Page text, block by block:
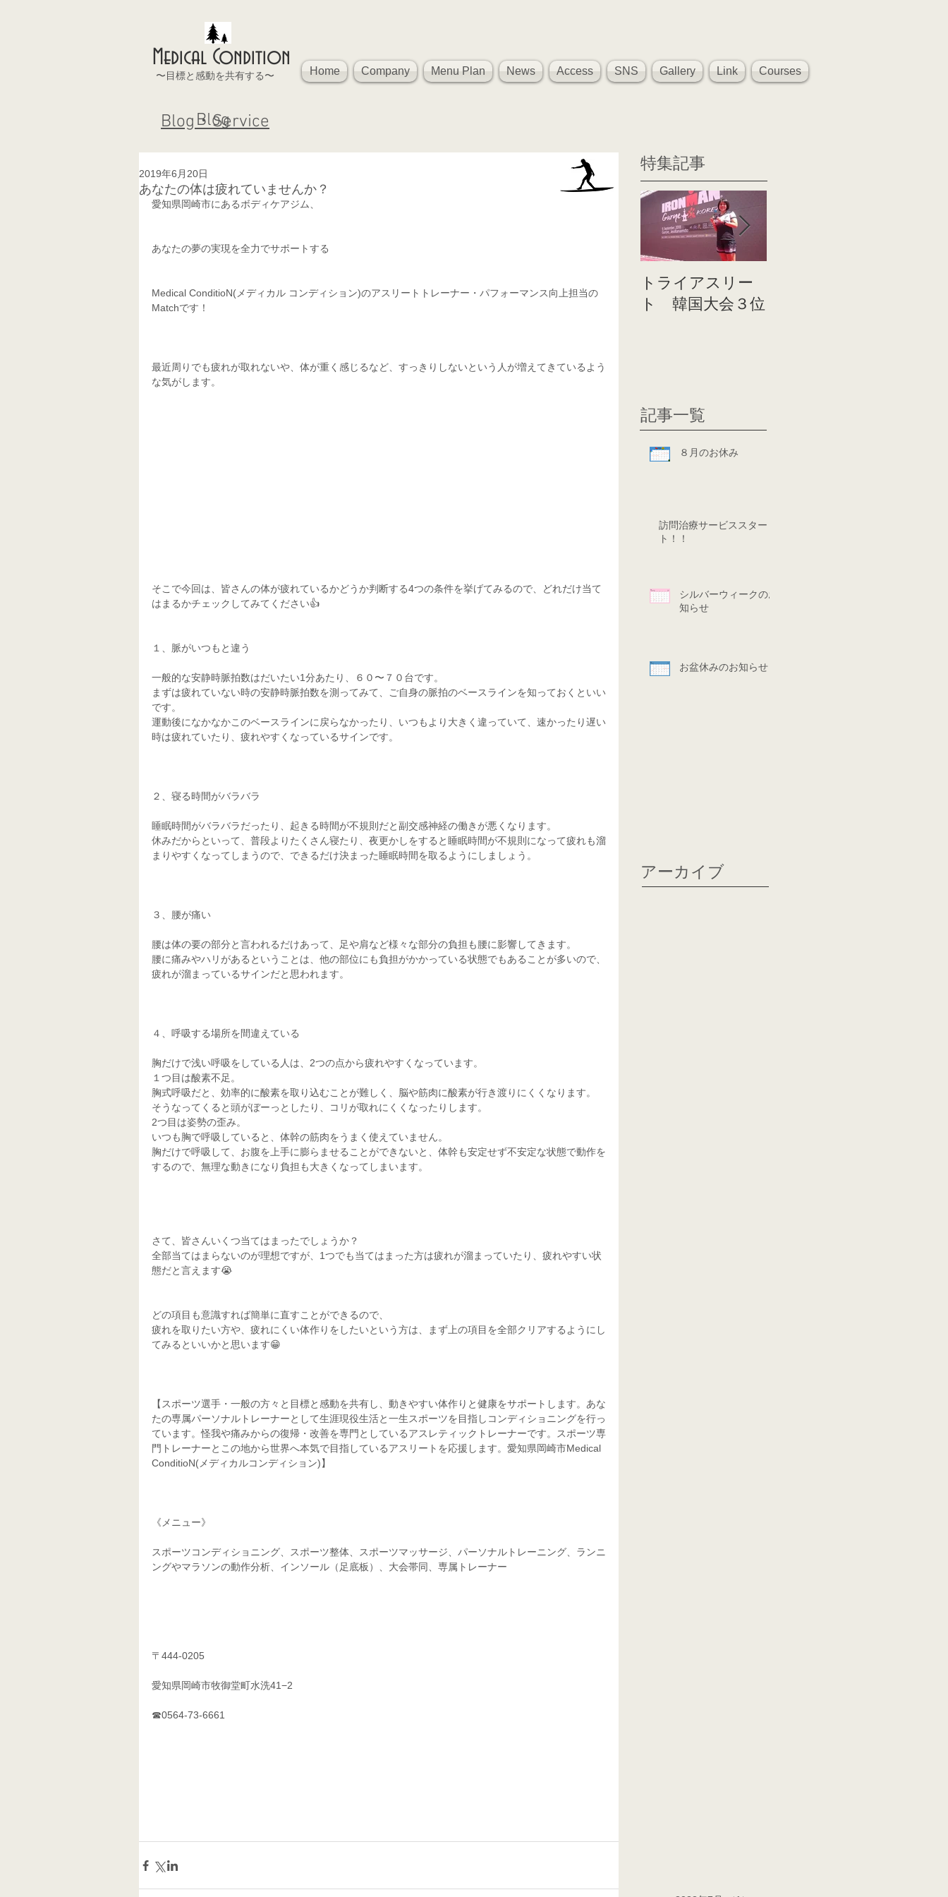
Medical Condition
〜目標と感動を共有する〜 Home Company Menu Plan News Access SNS Gallery Link Courses
Blog
Blog・Service
あなたの体は疲れていませんか？
2019年6月20日
愛知県岡崎市にあるボディケアジム、
あなたの夢の実現を全力でサポートする
Medical ConditioN(メディカル コンディション)のアスリートトレーナー・パフォーマンス向上担当の
Matchです！
最近周りでも疲れが取れないや、体が重く感じるなど、すっきりしないという人が増えてきているよう
な気がします。
そこで今回は、皆さんの体が疲れているかどうか判断する4つの条件を挙げてみるので、どれだけ当て
はまるかチェックしてみてください👍
１、脈がいつもと違う
一般的な安静時脈拍数はだいたい1分あたり、６０〜７０台です。
まずは疲れていない時の安静時脈拍数を測ってみて、ご自身の脈拍のベースラインを知っておくといい
です。
運動後になかなかこのベースラインに戻らなかったり、いつもより大きく違っていて、速かったり遅い
時は疲れていたり、疲れやすくなっているサインです。
２、寝る時間がバラバラ
睡眠時間がバラバラだったり、起きる時間が不規則だと副交感神経の働きが悪くなります。
休みだからといって、普段よりたくさん寝たり、夜更かしをすると睡眠時間が不規則になって疲れも溜
まりやすくなってしまうので、できるだけ決まった睡眠時間を取るようにしましょう。
３、腰が痛い
腰は体の要の部分と言われるだけあって、足や肩など様々な部分の負担も腰に影響してきます。
腰に痛みやハリがあるということは、他の部位にも負担がかかっている状態でもあることが多いので、
疲れが溜まっているサインだと思われます。
４、呼吸する場所を間違えている
胸だけで浅い呼吸をしている人は、2つの点から疲れやすくなっています。
１つ目は酸素不足。
胸式呼吸だと、効率的に酸素を取り込むことが難しく、脳や筋肉に酸素が行き渡りにくくなります。
そうなってくると頭がぼーっとしたり、コリが取れにくくなったりします。
2つ目は姿勢の歪み。
いつも胸で呼吸していると、体幹の筋肉をうまく使えていません。
胸だけで呼吸して、お腹を上手に膨らませることができないと、体幹も安定せず不安定な状態で動作を
するので、無理な動きになり負担も大きくなってしまいます。
さて、皆さんいくつ当てはまったでしょうか？
全部当てはまらないのが理想ですが、1つでも当てはまった方は疲れが溜まっていたり、疲れやすい状
態だと言えます😭
どの項目も意識すれば簡単に直すことができるので、
疲れを取りたい方や、疲れにくい体作りをしたいという方は、まず上の項目を全部クリアするようにし
てみるといいかと思います😁
【スポーツ選手・一般の方々と目標と感動を共有し、動きやすい体作りと健康をサポートします。あな
たの専属パーソナルトレーナーとして生涯現役生活と一生スポーツを目指しコンディショニングを行っ
ています。怪我や痛みからの復帰・改善を専門としているアスレティックトレーナーです。スポーツ専
門トレーナーとこの地から世界へ本気で目指しているアスリートを応援します。愛知県岡崎市Medical
ConditioN(メディカルコンディション)】
《メニュー》
スポーツコンディショニング、スポーツ整体、スポーツマッサージ、パーソナルトレーニング、ランニ
ングやマラソンの動作分析、インソール（足底板）、大会帯同、専属トレーナー
〒444-0205
愛知県岡崎市牧御堂町水洗41−2
☎0564-73-6661
特集記事
トライアスリー
ト 韓国大会３位
記事一覧
８月のお休み
訪問治療サービススター
ト！！
シルバーウィークのお
知らせ
お盆休みのお知らせ
アーカイブ